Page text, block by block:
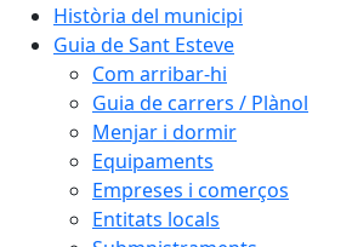
Història del municipi
Guia de Sant Esteve
Com arribar-hi
Guia de carrers / Plànol
Menjar i dormir
Equipaments
Empreses i comerços
Entitats locals